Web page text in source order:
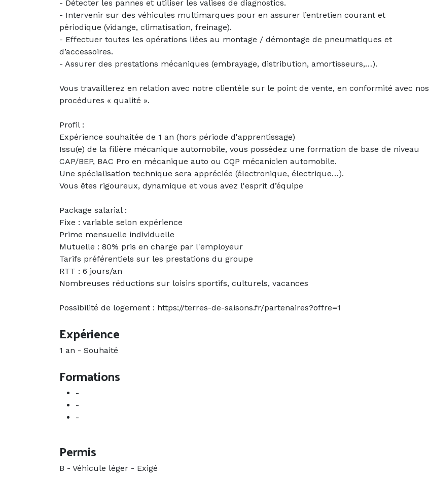
- Détecter les pannes et utiliser les valises de diagnostics.
- Intervenir sur des véhicules multimarques pour en assurer l’entretien courant et
périodique (vidange, climatisation, freinage).
- Effectuer toutes les opérations liées au montage / démontage de pneumatiques et
d’accessoires.
- Assurer des prestations mécaniques (embrayage, distribution, amortisseurs,…).
Vous travaillerez en relation avec notre clientèle sur le point de vente, en conformité avec nos
procédures « qualité ».
Profil :
Expérience souhaitée de 1 an (hors période d'apprentissage)
Issu(e) de la filière mécanique automobile, vous possédez une formation de base de niveau
CAP/BEP, BAC Pro en mécanique auto ou CQP mécanicien automobile.
Une spécialisation technique sera appréciée (électronique, électrique…).
Vous êtes rigoureux, dynamique et vous avez l'esprit d’équipe
Package salarial :
Fixe : variable selon expérience
Prime mensuelle individuelle
Mutuelle : 80% pris en charge par l'employeur
Tarifs préférentiels sur les prestations du groupe
RTT : 6 jours/an
Nombreuses réductions sur loisirs sportifs, culturels, vacances
Possibilité de logement : https://terres-de-saisons.fr/partenaires?offre=1
Expérience
1 an - Souhaité
Formations
-
-
-
Permis
B - Véhicule léger - Exigé